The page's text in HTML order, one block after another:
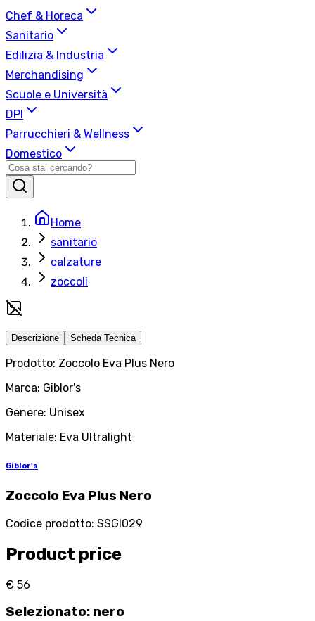
Chef & Horeca
Sanitario
Edilizia & Industria
Merchandising
Scuole e Università
DPI
Parrucchieri & Wellness
Domestico
Home
sanitario
calzature
zoccoli
Descrizione Scheda Tecnica
Prodotto: Zoccolo Eva Plus Nero
Marca: Giblor's
Genere: Unisex
Materiale: Eva Ultralight
Giblor's
Zoccolo Eva Plus Nero
Codice prodotto: SSGI029
Product price
€ 56
Selezionato: nero